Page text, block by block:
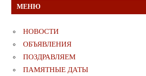
МЕНЮ
НОВОСТИ
ОБЪЯВЛЕНИЯ
ПОЗДРАВЛЯЕМ
ПАМЯТНЫЕ ДАТЫ